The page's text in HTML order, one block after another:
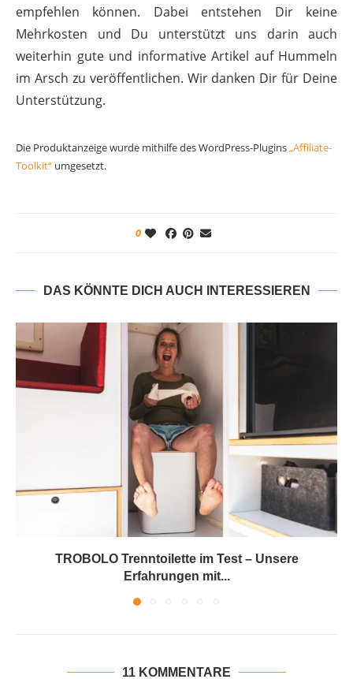
empfehlen können. Dabei entstehen Dir keine
Mehrkosten und Du unterstützt uns darin auch
weiterhin gute und informative Artikel auf Hummeln
im Arsch zu veröffentlichen. Wir danken Dir für Deine
Unterstützung.
Die Produktanzeige wurde mithilfe des WordPress-Plugins„Affiliate-
Toolkit“ umgesetzt.
0
DAS KÖNNTE DICH AUCH INTERESSIEREN
TROBOLO Trenntoilette im Test – Unsere
Erfahrungen mit...
11 KOMMENTARE